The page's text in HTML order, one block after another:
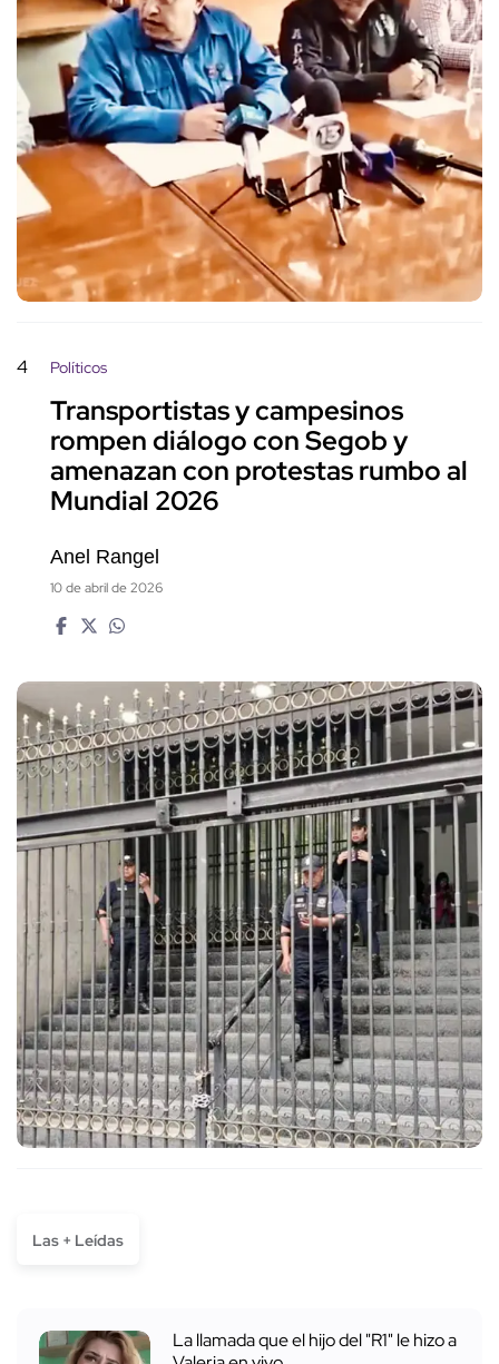
4 Políticos
Transportistas y campesinos
rompen diálogo con Segob y
amenazan con protestas rumbo al
Mundial 2026
Anel Rangel
10 de abril de 2026
Las + Leídas
La llamada que el hijo del "R1" le hizo a